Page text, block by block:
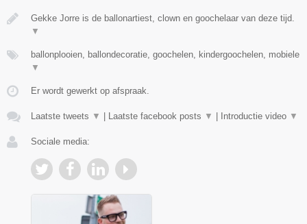
Gekke Jorre is de ballonartiest, clown en goochelaar van deze tijd.
▼
ballonplooien, ballondecoratie, goochelen, kindergoochelen, mobiele
▼
Er wordt gewerkt op afspraak.
Laatste tweets ▼ Laatste facebook posts ▼ Introductie video ▼
Sociale media: